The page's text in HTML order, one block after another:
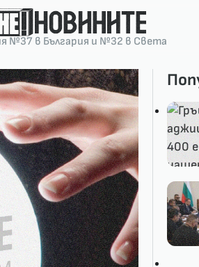
№37 в България и №32 в Света